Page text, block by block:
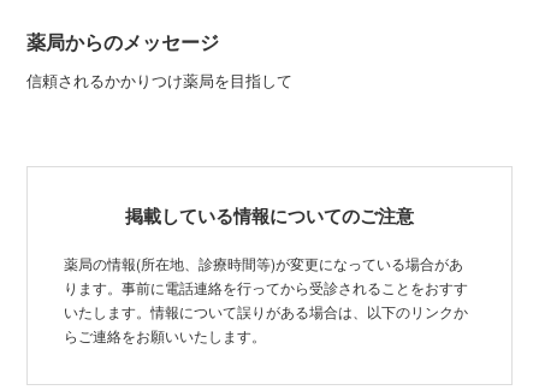
薬局からのメッセージ
信頼されるかかりつけ薬局を目指して
掲載している情報についてのご注意
薬局の情報(所在地、診療時間等)が変更になっている場合があ
ります。事前に電話連絡を行ってから受診されることをおすす
いたします。情報について誤りがある場合は、以下のリンクか
らご連絡をお願いいたします。